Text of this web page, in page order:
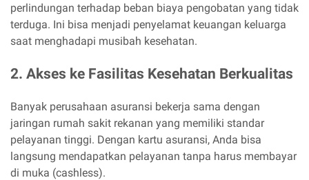
perlindungan terhadap beban biaya pengobatan yang tidak
terduga. Ini bisa menjadi penyelamat keuangan keluarga
saat menghadapi musibah kesehatan.
2. Akses ke Fasilitas Kesehatan Berkualitas
Banyak perusahaan asuransi bekerja sama dengan
jaringan rumah sakit rekanan yang memiliki standar
pelayanan tinggi. Dengan kartu asuransi, Anda bisa
langsung mendapatkan pelayanan tanpa harus membayar
di muka (cashless).